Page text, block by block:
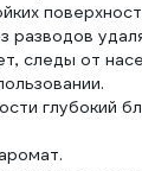
разводов
следы от
глубокий